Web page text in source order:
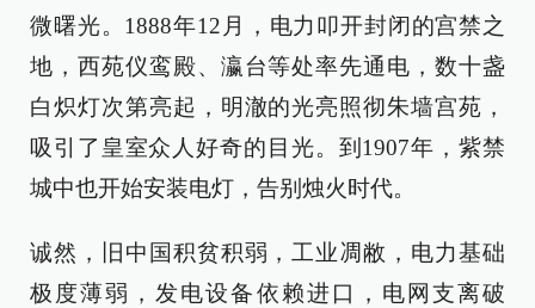
微曙光。1888年12月，电力叩开封闭的宫禁之
地，西苑仪鸾殿、瀛台等处率先通电，数十盏
白炽灯次第亮起，明澈的光亮照彻朱墙宫苑，
吸引了皇室众人好奇的目光。到1907年，紫禁
城中也开始安装电灯，告别烛火时代。
诚然，旧中国积贫积弱，工业凋敝，电力基础
极度薄弱，发电设备依赖进口，电网支离破